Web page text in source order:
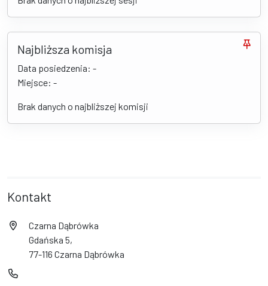
Najbliższa komisja
Data posiedzenia: -
Miejsce: -
Brak danych o najbliższej komisji
Kontakt
Czarna Dąbrówka
Gdańska 5,
77-116 Czarna Dąbrówka